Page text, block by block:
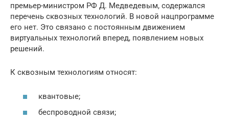
премьер-министром РФ Д. Медведевым, содержался
перечень сквозных технологий. В новой нацпрограмме
его нет. Это связано с постоянным движением
виртуальных технологий вперед, появлением новых
решений.
К сквозным технологиям относят:
квантовые;
беспроводной связи;